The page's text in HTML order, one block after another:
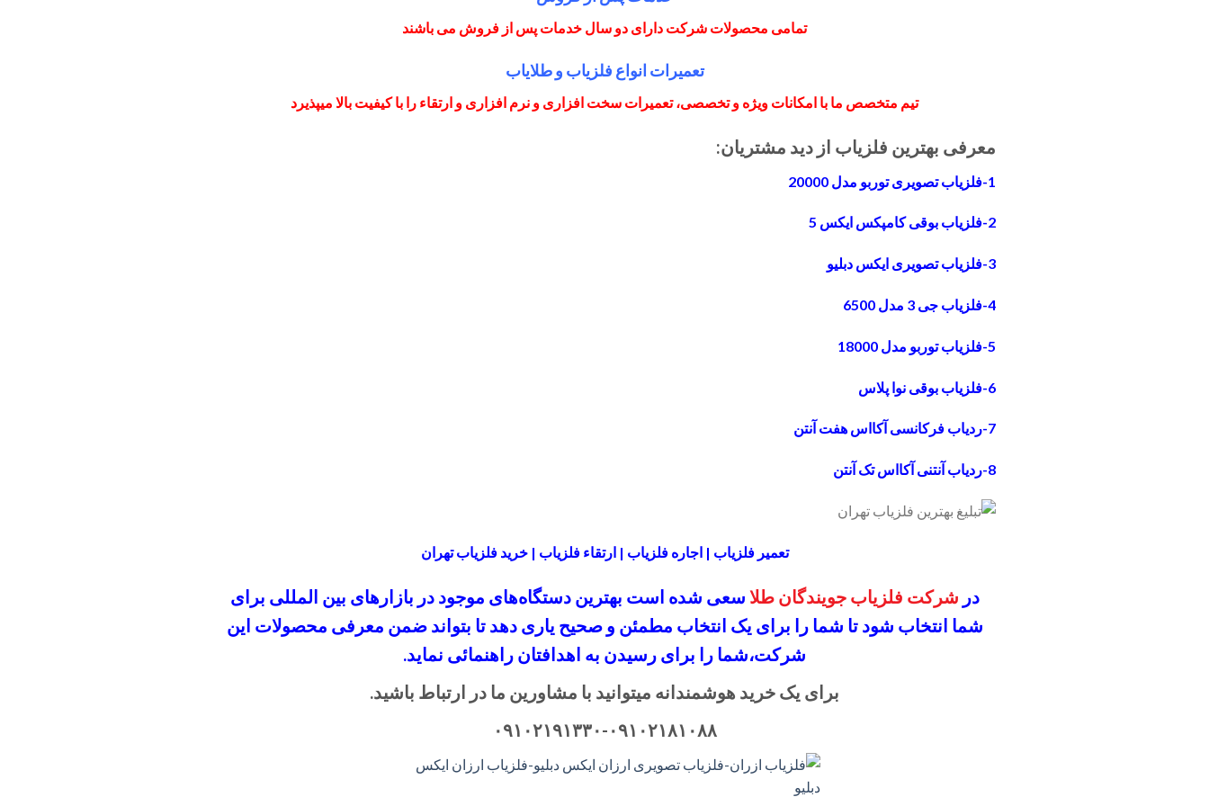
تمامی محصولات شرکت دارای دو سال خدمات پس از فروش می باشند
تعمیرات انواع فلزیاب و طلایاب
تیم متخصص ما با امکانات ویژه و تخصصی، تعمیرات سخت افزاری و نرم افزاری و ارتقاء را با کیفیت بالا میپذیرد
معرفی بهترین فلزیاب از دید مشتریان:
1-فلزیاب تصویری توربو مدل 20000
2-فلزیاب بوقی کامپکس ایکس 5
3-فلزیاب تصویری ایکس دبلیو
4-فلزیاب جی 3 مدل 6500
5-فلزیاب توربو مدل 18000
6-فلزیاب بوقی نوا پلاس
7-ردیاب فرکانسی آکااس هفت آنتن
8-ردیاب آنتنی آکااس تک آنتن
تعمیر فلزیاب | اجاره فلزیاب | ارتقاء فلزیاب | خرید فلزیاب تهران
در شرکت فلزیاب جویندگان طلا سعی شده است بهترین دستگاه‌های موجود در بازار‌های بین المللی برای
شما انتخاب شودتا شما را برای یک انتخاب مطمئن و صحیح یاری دهد تا بتواند ضمن معرفی محصولات این
شرکت،شما را برای رسیدن به اهدافتان راهنمائی نماید.
برای یک خرید هوشمندانه میتوانید با مشاورین ما در ارتباط باشید.
۰۹۱۰۲۱۹۱۳۳۰-۰۹۱۰۲۱۸۱۰۸۸